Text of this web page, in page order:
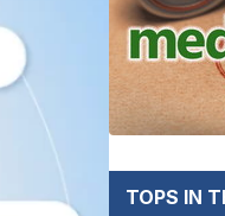
TOPS IN